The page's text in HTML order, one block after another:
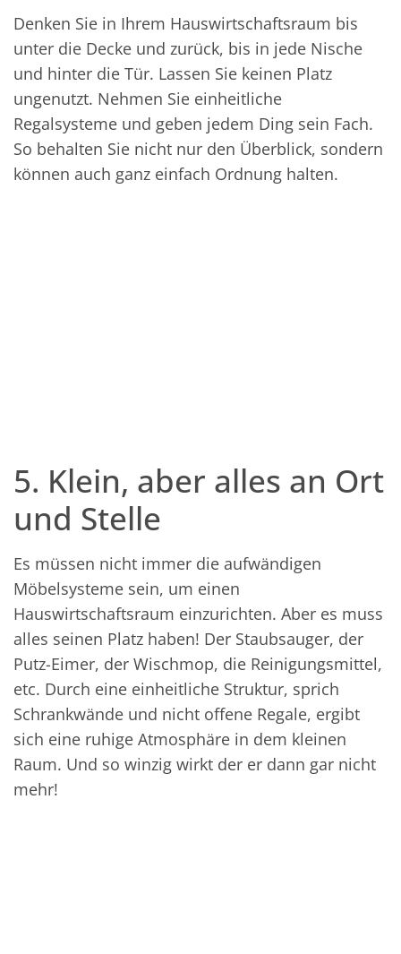
Denken Sie in Ihrem Hauswirtschaftsraum bis
unter die Decke und zurück, bis in jede Nische
und hinter die Tür. Lassen Sie keinen Platz
ungenutzt. Nehmen Sie einheitliche
Regalsysteme und geben jedem Ding sein Fach.
So behalten Sie nicht nur den Überblick, sondern
können auch ganz einfach Ordnung halten.
5. Klein, aber alles an Ort
und Stelle
Es müssen nicht immer die aufwändigen
Möbelsysteme sein, um einen
Hauswirtschaftsraum einzurichten. Aber es muss
alles seinen Platz haben! Der Staubsauger, der
Putz-Eimer, der Wischmop, die Reinigungsmittel,
etc. Durch eine einheitliche Struktur, sprich
Schrankwände und nicht offene Regale, ergibt
sich eine ruhige Atmosphäre in dem kleinen
Raum. Und so winzig wirkt der er dann gar nicht
mehr!